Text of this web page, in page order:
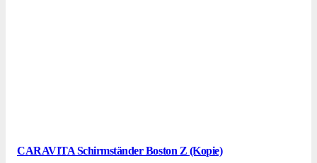
CARAVITA Schirmständer Boston Z (Kopie)